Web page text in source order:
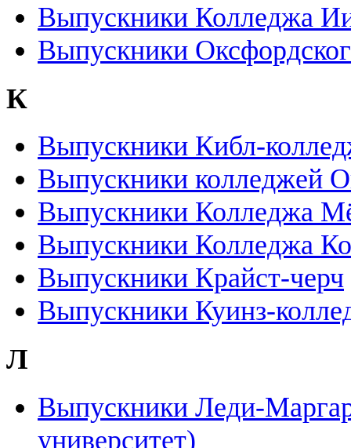
Выпускники Колледжа
Выпускники
К
Выпускники Кибл-
Выпускники колледжей
Выпускники Колледжа
Выпускники Колледжа
Выпускники Крайст-черч
Выпускники Куинз-
Л
Выпускники Леди-
университет)